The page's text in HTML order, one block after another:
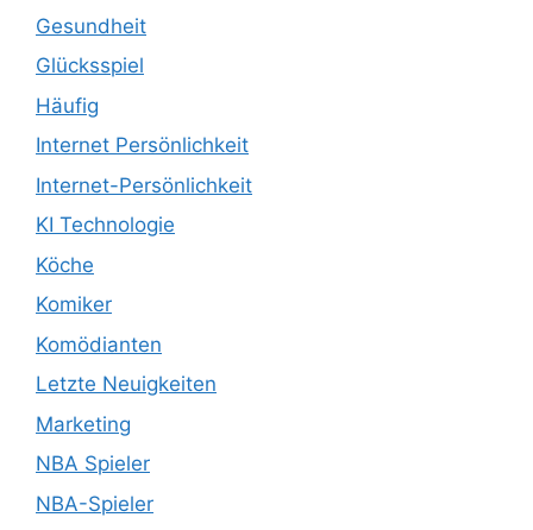
Gesundheit
Glücksspiel
Häufig
Internet Persönlichkeit
Internet-Persönlichkeit
KI Technologie
Köche
Komiker
Komödianten
Letzte Neuigkeiten
Marketing
NBA Spieler
NBA-Spieler